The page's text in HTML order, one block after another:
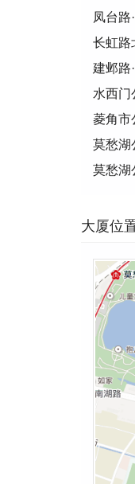
凤台路
长虹路
建邺路
水西门
菱角市
莫愁湖
莫愁湖
大厦位